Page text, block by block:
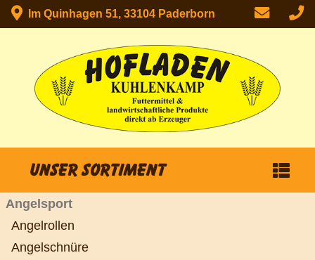
Im Quinhagen 51, 33104 Paderborn
Unser Sortiment
Angelsport
Angelrollen
Angelschnüre